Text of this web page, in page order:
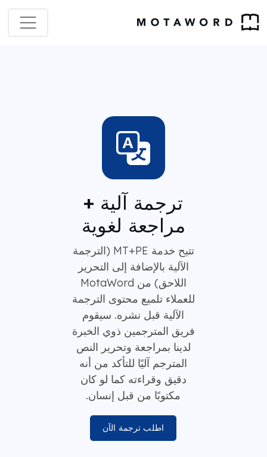
ترجمة آلية +
مراجعة لغوية
تتيح خدمة MT+PE (الترجمة
الآلية بالإضافة إلى التحرير
اللاحق) من MotaWord
للعملاء تلميع محتوى الترجمة
الآلية قبل نشره. سيقوم
فريق المترجمين ذوي الخبرة
لدينا بمراجعة وتحرير النص
المترجم آليًا للتأكد من أنه
دقيق وقراءته كما لو كان
مكتوبًا من قبل إنسان.
اطلب ترجمة الآن